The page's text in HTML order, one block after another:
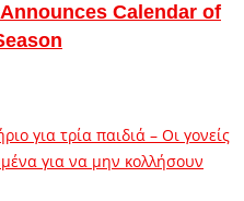
Calendar of